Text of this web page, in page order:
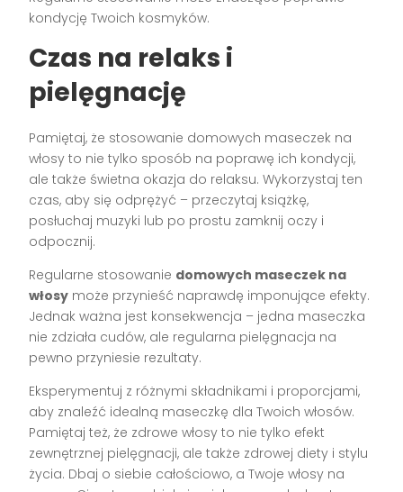
kondycję Twoich kosmyków.
Czas na relaks i
pielęgnację
Pamiętaj, że stosowanie domowych maseczek na
włosy to nie tylko sposób na poprawę ich kondycji,
ale także świetna okazja do relaksu. Wykorzystaj ten
czas, aby się odprężyć – przeczytaj książkę,
posłuchaj muzyki lub po prostu zamknij oczy i
odpocznij.
Regularne stosowanie domowych maseczek na
włosy może przynieść naprawdę imponujące efekty.
Jednak ważna jest konsekwencja – jedna maseczka
nie zdziała cudów, ale regularna pielęgnacja na
pewno przyniesie rezultaty.
Eksperymentuj z różnymi składnikami i proporcjami,
aby znaleźć idealną maseczkę dla Twoich włosów.
Pamiętaj też, że zdrowe włosy to nie tylko efekt
zewnętrznej pielęgnacji, ale także zdrowej diety i stylu
życia. Dbaj o siebie całościowo, a Twoje włosy na